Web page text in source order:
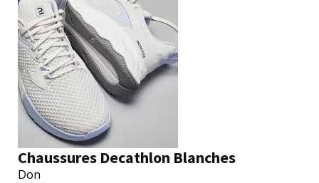
Chaussures Decathlon Blanches
Don